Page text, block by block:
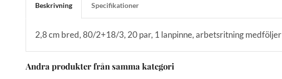
Beskrivning Specifikationer
2,8 cm bred, 80/2+18/3, 20 par, 1 lanpinne, arbetsritning medföljer
Andra produkter från samma kategori